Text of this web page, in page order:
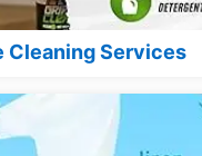
Cleaning Services